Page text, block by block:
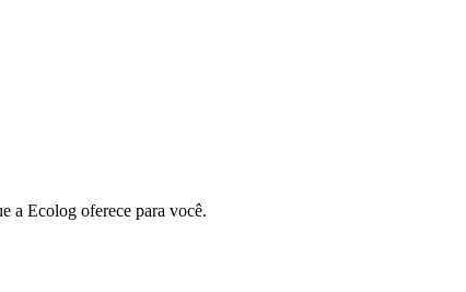
a Ecolog oferece para você.